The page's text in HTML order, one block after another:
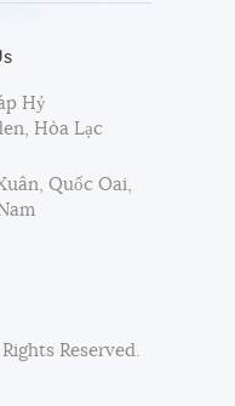
Hỷ
Hòa Lạc
Quốc Oai,
Reserved.